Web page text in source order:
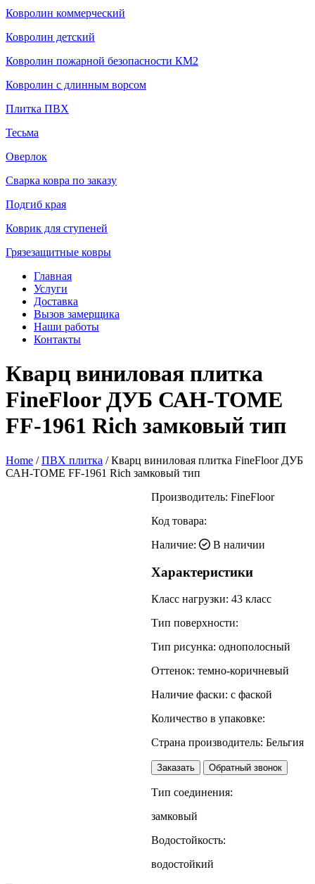
Ковролин коммерческий
Ковролин детский
Ковролин пожарной безопасности КМ2
Ковролин с длинным ворсом
Плитка ПВХ
Тесьма
Оверлок
Сварка ковра по заказу
Подгиб края
Коврик для ступеней
Грязезащитные ковры
Главная
Услуги
Доставка
Вызов замерщика
Наши работы
Контакты
Кварц виниловая плитка
FineFloor ДУБ САН-ТОМЕ
FF-1961 Rich замковый тип
Home /ПВХ плитка / Кварц виниловая плитка FineFloor ДУБ
САН-ТОМЕ FF-1961 Rich замковый тип
Производитель:FineFloor
Код товара:
Наличие:
В наличии
Характеристики
Класс нагрузки: 43 класс
Тип поверхности:
Тип рисунка: однополосный
Оттенок: темно-коричневый
Наличие фаски: с фаской
Количество в упаковке:
Страна производитель: Бельгия
Заказать Обратный звонок
Тип соединения:
замковый
Водостойкость:
водостойкий